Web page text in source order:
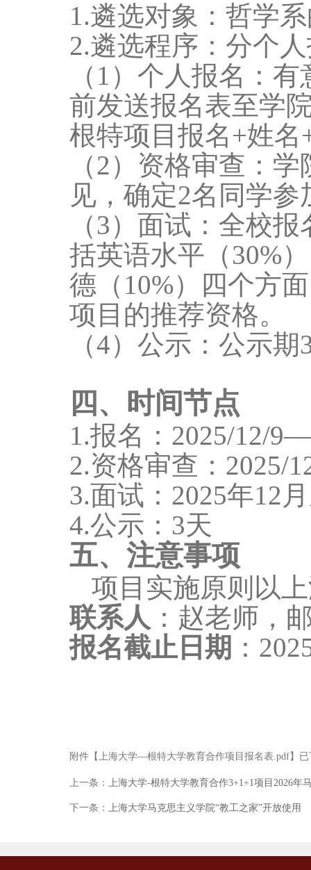
1.遴选对象： 哲学
2.遴选程序：分个
（ 1）个人报名： 有
前发送报名表至学
根特项目报名+姓名
（2）资格审查： 学
见，确定2名同学参
（3）面试： 全校报
括英语水平（30%
德（10%）四个方
项目的推荐资格。
（4）公示：公示期
四、时间节点
1.报名：2025/12/9
2.资格审查：2025/1
3.面试：2025年12
4.公示： 3天
五、注意事项
项目实施原则以
联系人 ： 赵老师，
报名截止日期 ： 20
附件【上海大学—根特大学教育合作项目报名表.pdf 】
上一条： 上海大学-根特大学教育合作3+1+1项目2026年
下一条： 上海大学马克思主义学院“教工之家”开放使用